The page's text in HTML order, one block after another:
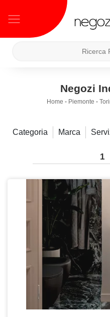
Negozi
Home - Piemonte -
Categoria Marca
1